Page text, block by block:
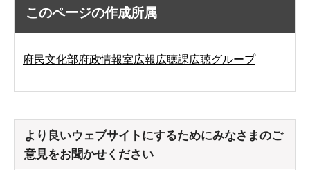
このページの作成所属
府民文化部府政情報室広報広聴課広聴グループ
より良いウェブサイトにするためにみなさまのご
意見をお聞かせください